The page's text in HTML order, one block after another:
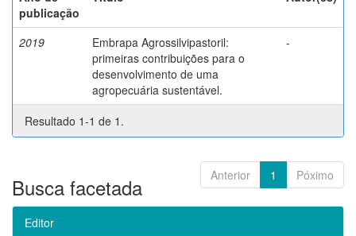
publicação
2019
Embrapa Agrossilvipastoril:
primeiras contribuições para o
desenvolvimento de uma
agropecuária sustentável.
-
Resultado 1-1 de 1.
Anterior 1 Póximo
Busca facetada
Editor